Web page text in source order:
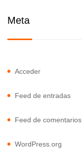
Meta
Acceder
Feed de entradas
Feed de comentarios
WordPress.org